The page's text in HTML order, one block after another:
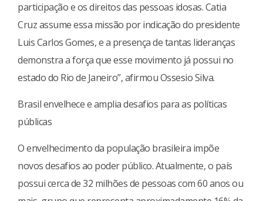
participação e os direitos das pessoas idosas. Catia
Cruz assume essa missão por indicação do presidente
Luis Carlos Gomes, e a presença de tantas lideranças
demonstra a força que esse movimento já possui no
estado do Rio de Janeiro”, afirmou Ossesio Silva.
Brasil envelhece e amplia desafios para as políticas
públicas
O envelhecimento da população brasileira impõe
novos desafios ao poder público. Atualmente, o país
possui cerca de 32 milhões de pessoas com 60 anos ou